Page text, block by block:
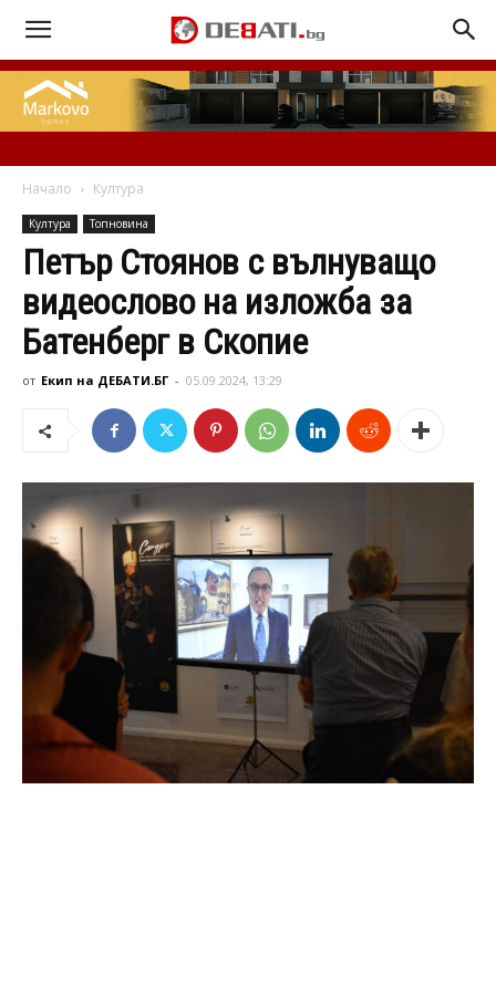
Начало Култура
Култура Топновина
Петър Стоянов с вълнуващо
видеослово на изложба за
Батенберг в Скопие
от Екип на ДЕБАТИ.БГ - 05.09.2024, 13:29